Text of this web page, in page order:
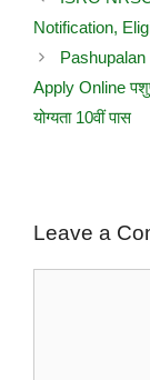
Notification,
Apply Online
योग्यता 10वीं पास
Leave a